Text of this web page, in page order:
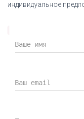
Сертификат
индивидуальное